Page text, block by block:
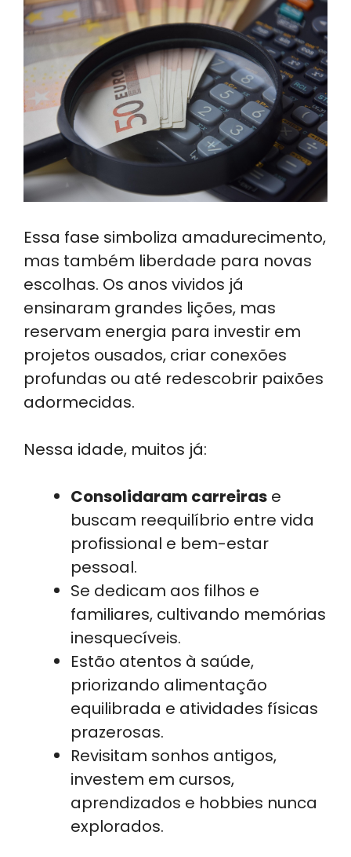
Essa fase simboliza amadurecimento,
mas também liberdade para novas
escolhas. Os anos vividos já
ensinaram grandes lições, mas
reservam energia para investir em
projetos ousados, criar conexões
profundas ou até redescobrir paixões
adormecidas.
Nessa idade, muitos já:
Consolidaram carreiras e
buscam reequilíbrio entre vida
profissional e bem-estar
pessoal.
Se dedicam aos filhos e
familiares, cultivando memórias
inesquecíveis.
Estão atentos à saúde,
priorizando alimentação
equilibrada e atividades físicas
prazerosas.
Revisitam sonhos antigos,
investem em cursos,
aprendizados e hobbies nunca
explorados.